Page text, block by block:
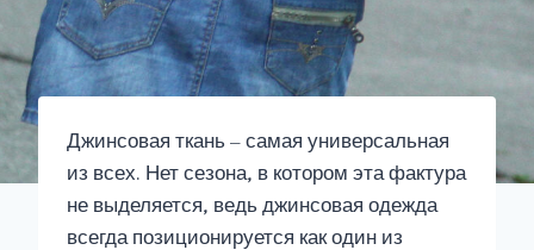
Джинсовая ткань – самая универсальная
из всех. Нет сезона, в котором эта фактура
не выделяется, ведь джинсовая одежда
всегда позиционируется как один из